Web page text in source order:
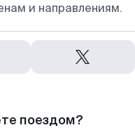
и направлениям.
поездом?